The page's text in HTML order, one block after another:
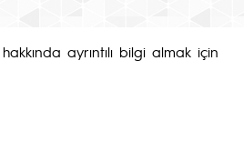
ayrıntılı bilgi almak için